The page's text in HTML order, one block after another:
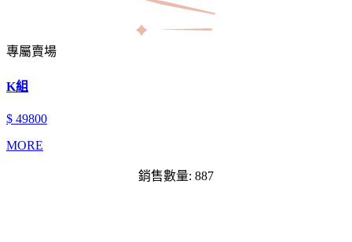
專屬賣場
K組
$ 49800
MORE
銷售數量: 887